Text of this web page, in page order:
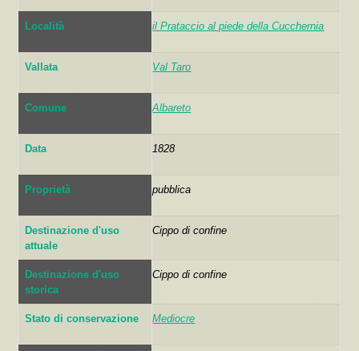
Località il Prataccio al piede della Cucchernia
Vallata Val Taro
Comune Albareto
Data 1828
Proprietà pubblica
Destinazione d'uso
attuale
Cippo di confine
Destinazione d'uso
storica
Cippo di confine
Stato di conservazione Mediocre